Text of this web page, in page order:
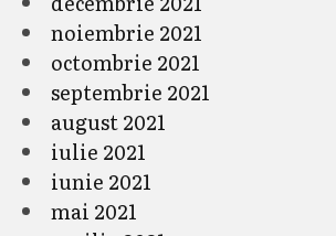
noiembrie 2021
octombrie 2021
septembrie 2021
august 2021
iulie 2021
iunie 2021
mai 2021